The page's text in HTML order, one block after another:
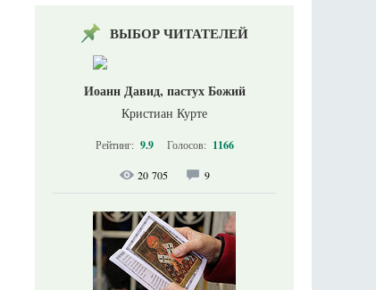
ВЫБОР ЧИТАТЕЛЕЙ
Иоанн Давид, пастух Божий
Кристиан Курте
Рейтинг: 9.9 Голосов: 1166
20 705 9